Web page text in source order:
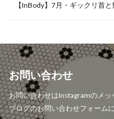
【InBody】7月・ギックリ首
お問い合わせ
お問い合わせはInstagramのメ
ブログのお問い合わせフォーム